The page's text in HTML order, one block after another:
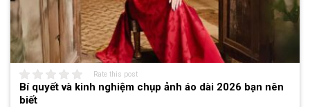
Rate this post
Bí quyết và kinh nghiệm chụp ảnh áo dài 2026 bạn nên
biết